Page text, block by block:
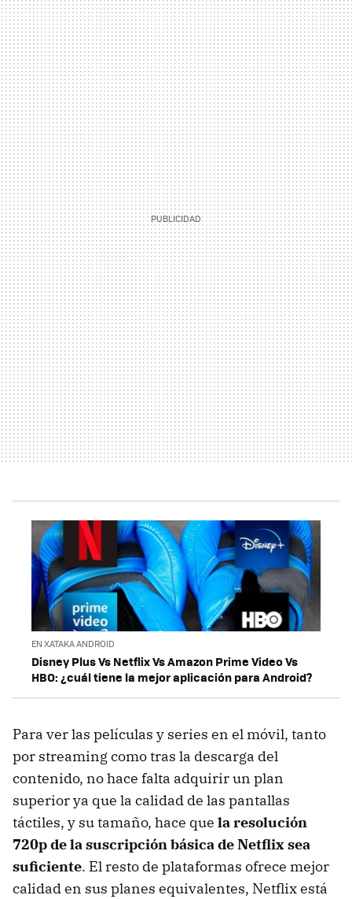
EN XATAKA ANDROID
Disney Plus Vs Netflix Vs Amazon Prime Video Vs
HBO: ¿cuál tiene la mejor aplicación para Android?
Para ver las películas y series en el móvil, tanto
por streaming como tras la descarga del
contenido, no hace falta adquirir un plan
superior ya que la calidad de las pantallas
táctiles, y su tamaño, hace que la resolución
720p de la suscripción básica de Netflix sea
suficiente. El resto de plataformas ofrece mejor
calidad en sus planes equivalentes, Netflix está